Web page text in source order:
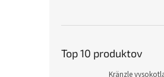
Top 10 produktov
Kränzle